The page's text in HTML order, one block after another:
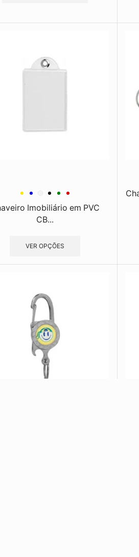
Imobiliário em PVC
CB...
VER OPÇÕES